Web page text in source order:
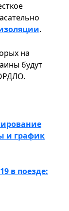
.
на
будут
и график
в поезде: